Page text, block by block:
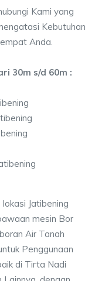
Kami yang
Kebutuhan
Anda.
30m s/d 60m :
Jatibening
mesin Bor
Air Tanah
Penggunaan
di Tirta Nadi